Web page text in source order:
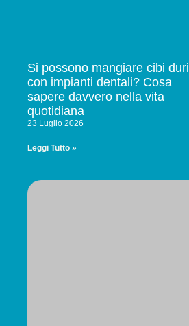
Si possono mangiare cibi duri
con impianti dentali? Cosa
sapere davvero nella vita
quotidiana
23 Luglio 2026
Leggi Tutto »